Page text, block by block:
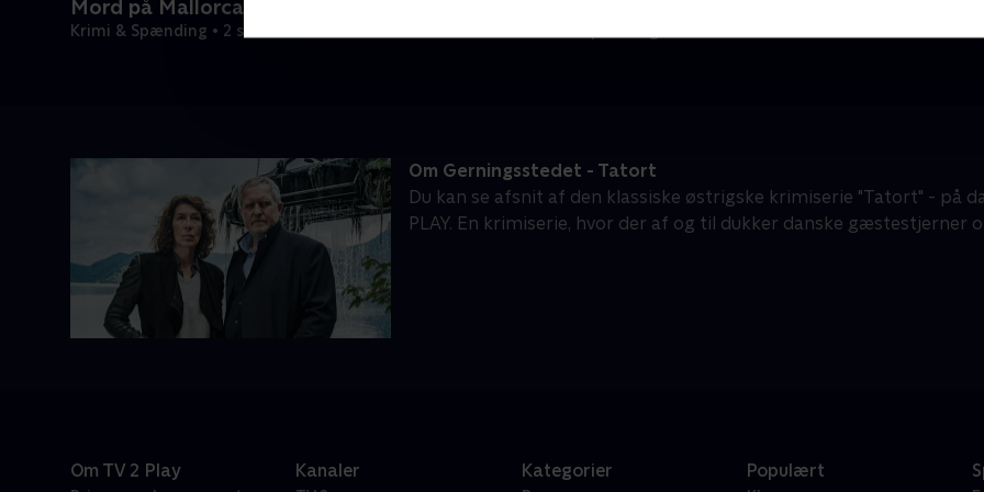
Mord på Mallorca
Krimi & Spænding • 2 sæsoner
Om Gerningsstedet - Tatort
Du kan se afsnit af den klassiske østrigske krimiserie "Tatort" - på
PLAY. En krimiserie, hvor der af og til dukker danske gæstestjerner
Om TV 2 Play Kanaler Kategorier Populært